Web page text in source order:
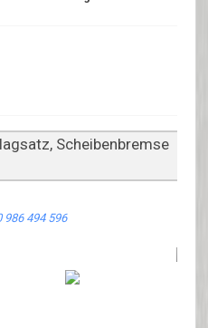
Scheibenbremse